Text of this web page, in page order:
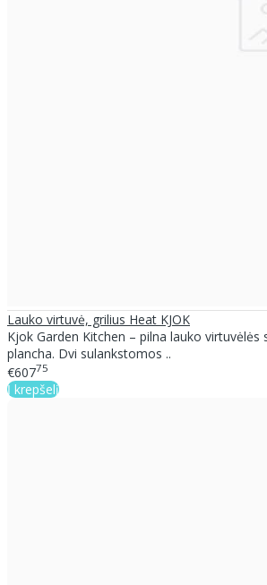
Lauko virtuvė, grilius Heat KJOK
Kjok Garden Kitchen – pilna lauko virtuvėlės
plancha. Dvi sulankstomos ..
€60775
Į krepšelį